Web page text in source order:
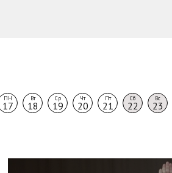
ПН
17
Вт
18
Ср
19
Чт
20
Пт
21
Сб
22
Вс
23